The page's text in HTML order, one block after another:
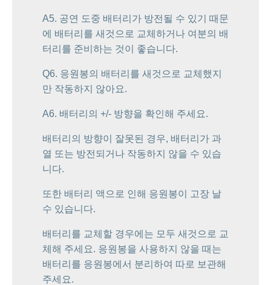
A5. 공연 도중 배터리가 방전될 수 있기 때문
에 배터리를 새것으로 교체하거나 여분의 배
터리를 준비하는 것이 좋습니다.
Q6. 응원봉의 배터리를 새것으로 교체했지
만 작동하지 않아요.
A6. 배터리의 +/- 방향을 확인해 주세요.
배터리의 방향이 잘못된 경우, 배터리가 과
열 또는 방전되거나 작동하지 않을 수 있습
니다.
또한 배터리 액으로 인해 응원봉이 고장 날
수 있습니다.
배터리를 교체할 경우에는 모두 새것으로 교
체해 주세요. 응원봉을 사용하지 않을 때는
배터리를 응원봉에서 분리하여 따로 보관해
주세요.